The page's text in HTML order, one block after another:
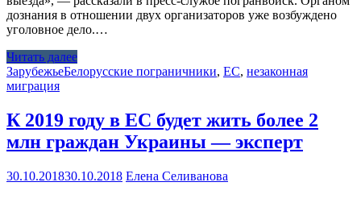
дознания в отношении двух организаторов уже возбуждено
уголовное дело.…
Читать далее
ЗарубежьеБелорусские пограничники, ЕС, незаконная
миграция
К 2019 году в ЕС будет жить более 2
млн граждан Украины — эксперт
30.10.201830.10.2018 Елена Селиванова